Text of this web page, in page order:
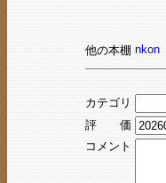
他の本棚 nkon
カテゴリ
評 価
コメント